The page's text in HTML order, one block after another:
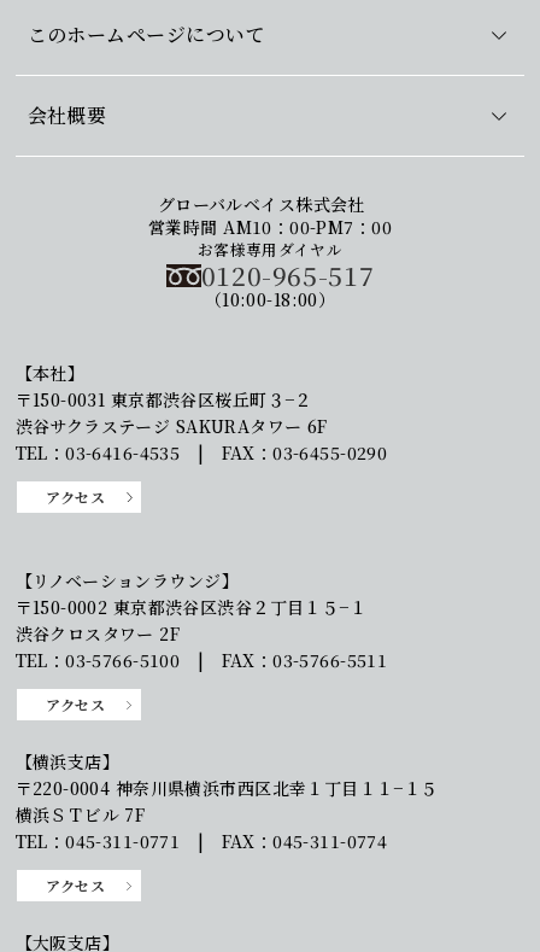
このホームページについて
会社概要
グローバルベイス株式会社
営業時間 AM10：00-PM7：00
お客様専用ダイヤル
0120-965-517
（10:00-18:00）
【本社】
〒150-0031 東京都渋谷区桜丘町３−２
渋谷サクラステージ SAKURAタワー 6F
TEL：03-6416-4535 | FAX：03-6455-0290
アクセス
【リノベーションラウンジ】
〒150-0002 東京都渋谷区渋谷２丁目１５−１
渋谷クロスタワー 2F
TEL：03-5766-5100 | FAX：03-5766-5511
アクセス
【横浜支店】
〒220-0004 神奈川県横浜市西区北幸１丁目１１−１５
横浜ＳＴビル 7F
TEL：045-311-0771 | FAX：045-311-0774
アクセス
【大阪支店】